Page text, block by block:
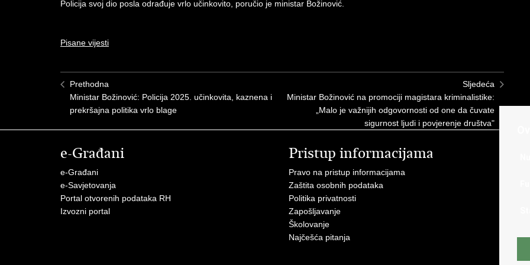
Policija svoj dio posla odrađuje vrlo učinkovito, poručio je ministar Božinović.
Pisane vijesti
Prethodna
Ministar Božinović: Policija 2025. učinkovita, kaznena i
prekršajna politika vrlo blage
Sljedeća
Ministar Božinović na promociji magistara kriminalistike:
„Malo je važnijih odgovornosti od one da čuvate
sigurnost ljudi i povjerenje društva"
e-Građani
e-Građani
e-Savjetovanja
Portal otvorenih podataka RH
Izvozni portal
Pristup informacijama
Pravo na pristup informacijama
Zaštita osobnih podataka
Politika privatnosti
Zapošljavanje
Školovanje
Najčešća pitanja